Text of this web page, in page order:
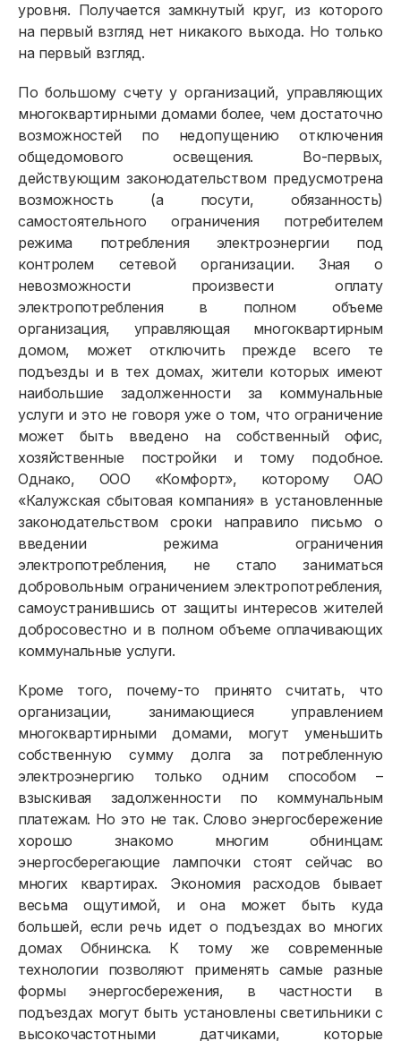
уровня. Получается замкнутый круг, из которого
на первый взгляд нет никакого выхода. Но только
на первый взгляд.
По большому счету у организаций, управляющих
многоквартирными домами более, чем достаточно
возможностей по недопущению отключения
общедомового освещения. Во-первых,
действующим законодательством предусмотрена
возможность (а посути, обязанность)
самостоятельного ограничения потребителем
режима потребления электроэнергии под
контролем сетевой организации. Зная о
невозможности произвести оплату
электропотребления в полном объеме
организация, управляющая многоквартирным
домом, может отключить прежде всего те
подъезды и в тех домах, жители которых имеют
наибольшие задолженности за коммунальные
услуги и это не говоря уже о том, что ограничение
может быть введено на собственный офис,
хозяйственные постройки и тому подобное.
Однако, ООО «Комфорт», которому ОАО
«Калужская сбытовая компания» в установленные
законодательством сроки направило письмо о
введении режима ограничения
электропотребления, не стало заниматься
добровольным ограничением электропотребления,
самоустранившись от защиты интересов жителей
добросовестно и в полном объеме оплачивающих
коммунальные услуги.
Кроме того, почему-то принято считать, что
организации, занимающиеся управлением
многоквартирными домами, могут уменьшить
собственную сумму долга за потребленную
электроэнергию только одним способом –
взыскивая задолженности по коммунальным
платежам. Но это не так. Слово энергосбережение
хорошо знакомо многим обнинцам:
энергосберегающие лампочки стоят сейчас во
многих квартирах. Экономия расходов бывает
весьма ощутимой, и она может быть куда
большей, если речь идет о подъездах во многих
домах Обнинска. К тому же современные
технологии позволяют применять самые разные
формы энергосбережения, в частности в
подъездах могут быть установлены светильники с
высокочастотными датчиками, которые
Физическим лицам
Договор энергоснабжения
Расчёты и оплата